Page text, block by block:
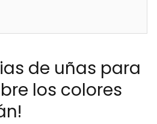
de uñas para
los colores